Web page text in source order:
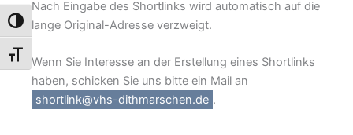
Umschalten auf hohe Kontraste
Schrift vergrößern
Nach Eingabe des Shortlinks wird automatisch auf die
lange Original-Adresse verzweigt.
Wenn Sie Interesse an der Erstellung eines Shortlinks
haben, schicken Sie uns bitte ein Mail an
shortlink@vhs-dithmarschen.de .